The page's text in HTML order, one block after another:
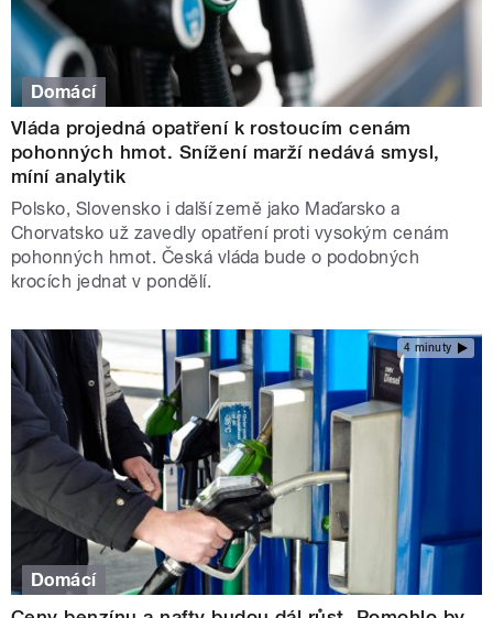
Domácí
Vláda projedná opatření k rostoucím cenám
pohonných hmot. Snížení marží nedává smysl,
míní analytik
Polsko, Slovensko i další země jako Maďarsko a
Chorvatsko už zavedly opatření proti vysokým cenám
pohonných hmot. Česká vláda bude o podobných
krocích jednat v pondělí.
4 minuty
Domácí